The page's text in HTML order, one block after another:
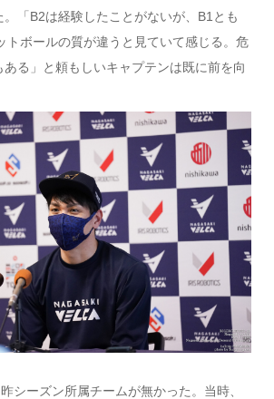
「B2は経験したことがないが、B1とも
トボールの質が違うと見ていて感じる。危
る」と頼もしいキャプテンは既に前を向
シーズン所属チームが無かった。当時、